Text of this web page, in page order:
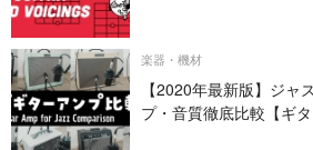
楽器・機材
【2020年最新版】ジャ
プ・音質徹底比較【ギ